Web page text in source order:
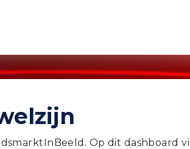
Op dit dashboard